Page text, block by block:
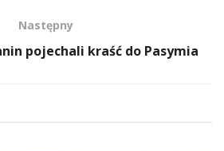
Następny
pojechali kraść do Pasymia